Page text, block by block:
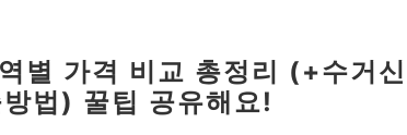
별 가격 비교 총정리 (+수거신
법) 꿀팁 공유해요!